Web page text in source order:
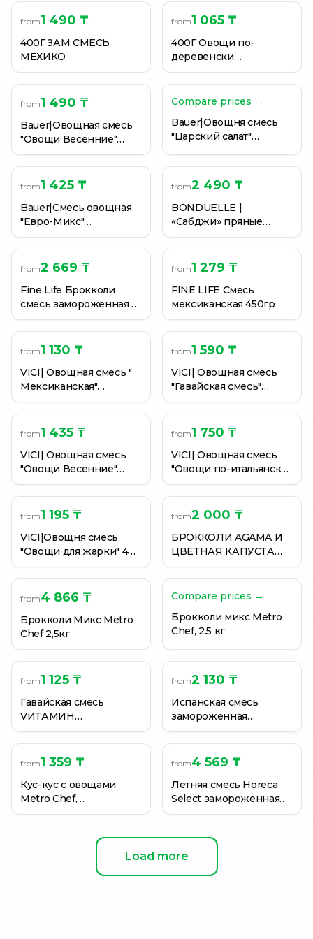
from1 490 ₸
400Г ЗАМ СМЕСЬ
МЕХИКО
from1 065 ₸
400Г Овощи по-
деревенски
замороженные.
VИТАМИН
from1 490 ₸
Bauer|Овощная смесь
"Овощи Весенние"
400гр
Compare prices →
Bauer|Овощня смесь
"Царский салат"
from1 425 ₸
Bauer|Смесь овощная
"Евро-Микс"
замороженная. 400 гр
from2 490 ₸
BONDUELLE |
«Сабджи» пряные
овощи по-индийски,
400 гр
from2 669 ₸
Fine Life Брокколи
смесь замороженная 1
кг.
from1 279 ₸
FINE LIFE Смесь
мексиканская 450гр
from1 130 ₸
VICI| Овощная смесь "
Мексиканская"
замороженная, 400 гр
from1 590 ₸
VICI| Овощная смесь
"Гавайская смесь"
замороженная, 400 гр
from1 435 ₸
VICI| Овощная смесь
"Овощи Весенние"
замороженная, 400 гр
from1 750 ₸
VICI| Овощная смесь
"Овощи по-итальянски"
замороженная, 400 гр
from1 195 ₸
VICI|Овощня смесь
"Овощи для жарки" 400
гр
from2 000 ₸
БРОККОЛИ AGAMA И
ЦВЕТНАЯ КАПУСТА
БЫСТРОЗАМОРОЖ
400Г
from4 866 ₸
Брокколи Микс Metro
Chef 2,5кг
Compare prices →
Брокколи микс Metro
Chef, 2.5 кг
from1 125 ₸
Гавайская смесь
VИТАМИН
замороженная, 400г
from2 130 ₸
Испанская смесь
замороженная
VИТАМИН в соусе
Ривейра, 400г
from1 359 ₸
Кус-кус с овощами
Metro Chef,
замороженный, 400 г
from4 569 ₸
Летняя смесь Horeca
Select замороженная
2,5 кг.
Load more
Испанская смесь замороженная VИТАМИН в соусе
Кус-кус с овощами Metro Chef, замороженный, 400 г
Летняя смесь Horeca Select замороженная 2,5 кг.